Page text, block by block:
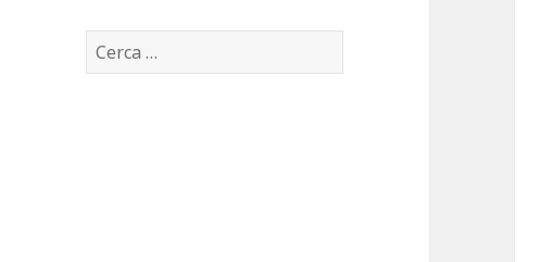
Ricerca
per: